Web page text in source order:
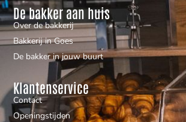
De bakker aan huis
Over de bakkerij
Bakkerij in Goes
De bakker in jouw buurt
Klantenservice
Contact
Openingstijden